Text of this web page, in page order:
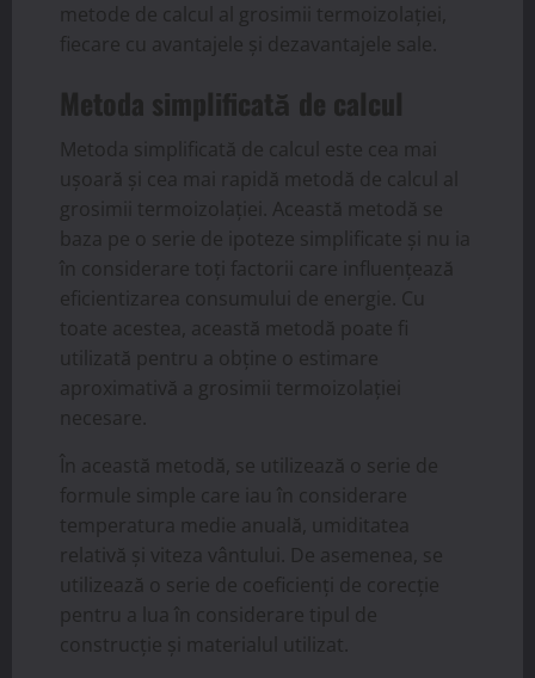
metode de calcul al grosimii termoizolației,
fiecare cu avantajele și dezavantajele sale.
Metoda simplificată de calcul
Metoda simplificată de calcul este cea mai
ușoară și cea mai rapidă metodă de calcul al
grosimii termoizolației. Această metodă se
baza pe o serie de ipoteze simplificate și nu ia
în considerare toți factorii care influențează
eficientizarea consumului de energie. Cu
toate acestea, această metodă poate fi
utilizată pentru a obține o estimare
aproximativă a grosimii termoizolației
necesare.
În această metodă, se utilizează o serie de
formule simple care iau în considerare
temperatura medie anuală, umiditatea
relativă și viteza vântului. De asemenea, se
utilizează o serie de coeficienți de corecție
pentru a lua în considerare tipul de
construcție și materialul utilizat.